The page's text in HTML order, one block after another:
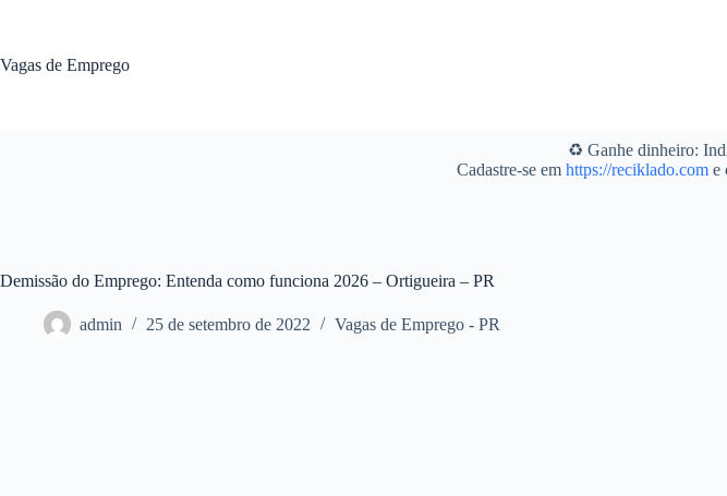
conteúdo
Vagas de Emprego
♻️ Ganhe dinheiro:
Cadastre-se em https://reciklado.come
Demissão do Emprego: Entenda como funciona 2026 – Ortigueira – PR
admin 25 de setembro de 2022 Vagas de Emprego - PR